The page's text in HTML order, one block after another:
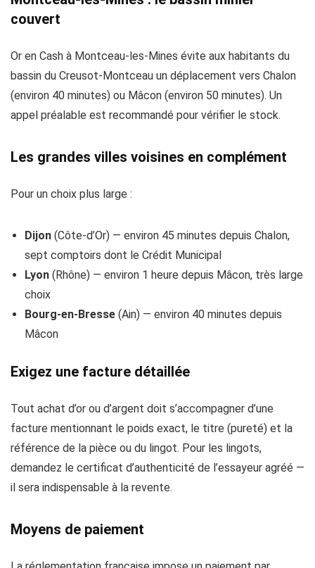
couvert
Or en Cash à Montceau-les-Mines évite aux habitants du
bassin du Creusot-Montceau un déplacement vers Chalon
(environ 40 minutes) ou Mâcon (environ 50 minutes). Un
appel préalable est recommandé pour vérifier le stock.
Les grandes villes voisines en complément
Pour un choix plus large :
Dijon (Côte-d’Or) — environ 45 minutes depuis Chalon,
sept comptoirs dont le Crédit Municipal
Lyon (Rhône) — environ 1 heure depuis Mâcon, très large
choix
Bourg-en-Bresse (Ain) — environ 40 minutes depuis
Mâcon
Exigez une facture détaillée
Tout achat d’or ou d’argent doit s’accompagner d’une
facture mentionnant le poids exact, le titre (pureté) et la
référence de la pièce ou du lingot. Pour les lingots,
demandez le certificat d’authenticité de l’essayeur agréé —
il sera indispensable à la revente.
Moyens de paiement